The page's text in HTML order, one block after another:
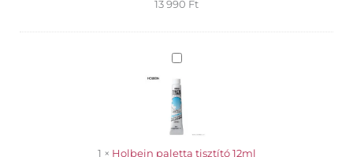
A4
13 990 Ft
Holbein
tisztító
12ml
1 × Holbein paletta tisztító 12ml